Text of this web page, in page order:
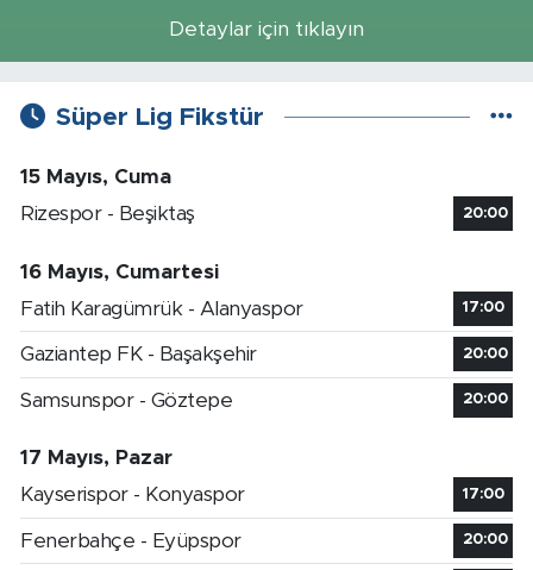
Detaylar için tıklayın
Süper Lig Fikstür
15 Mayıs, Cuma
Rizespor - Beşiktaş
20:00
16 Mayıs, Cumartesi
Fatih Karagümrük - Alanyaspor
17:00
Gaziantep FK - Başakşehir 20:00
Samsunspor - Göztepe 20:00
17 Mayıs, Pazar
Kayserispor - Konyaspor
17:00
Fenerbahçe - Eyüpspor 20:00